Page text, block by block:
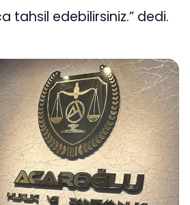
tahsil edebilirsiniz.” dedi.